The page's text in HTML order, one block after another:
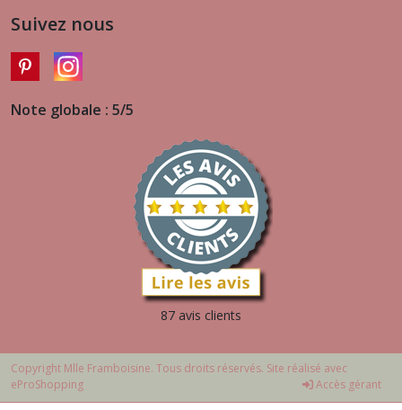
Suivez nous
Note globale : 5/5
87 avis clients
Copyright Mlle Framboisine. Tous droits réservés. Site réalisé avec
eProShopping
Accès gérant